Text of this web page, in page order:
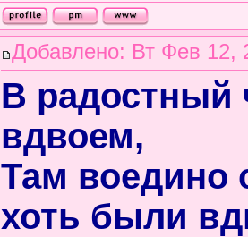
Добавлено: Вт Фев 12,
В радостный
вдвоем,
Там воедино
хоть были